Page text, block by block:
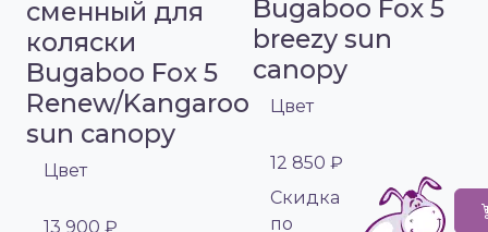
сменный для
коляски
Bugaboo Fox 5
Renew/Kangaroo
sun canopy
Цвет
13 900 ₽
Bugaboo Fox 5
breezy sun
canopy
Цвет
12 850 ₽
Cкидка
по